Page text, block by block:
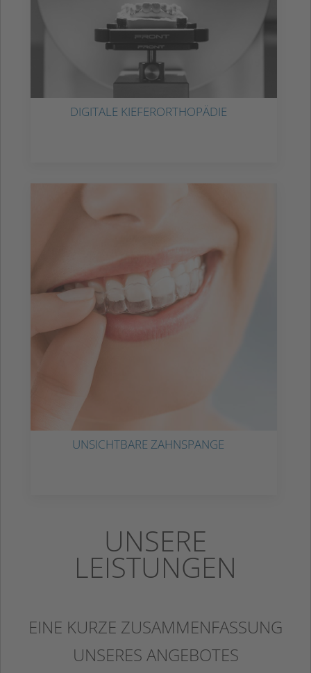
DIGITALE KIEFERORTHOPÄDIE
UNSICHTBARE ZAHNSPANGE
UNSERE
LEISTUNGEN
EINE KURZE ZUSAMMENFASSUNG
UNSERES ANGEBOTES